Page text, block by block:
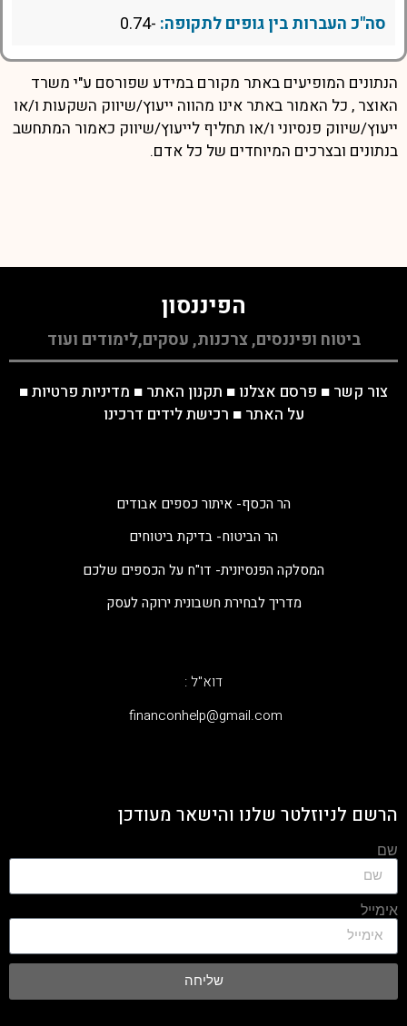
סה"כ העברות בין גופים לתקופה: -0.74
הנתונים המופיעים באתר מקורם במידע שפורסם ע"י משרד
האוצר , כל האמור באתר אינו מהווה ייעוץ/שיווק השקעות ו/או
ייעוץ/שיווק פנסיוני ו/או תחליף לייעוץ/שיווק כאמור המתחשב
בנתונים ובצרכים המיוחדים של כל אדם.
הפיננסון
ביטוח ופיננסים, צרכנות, עסקים,לימודים ועוד
צור קשר ■ פרסם אצלנו ■ תקנון האתר ■ מדיניות פרטיות■
על האתר ■ רכישת לידים דרכינו
הר הכסף- איתור כספים אבודים
הר הביטוח- בדיקת ביטוחים
המסלקה הפנסיונית- דו"ח על הכספים שלכם
מדריך לבחירת חשבונית ירוקה לעסק
דוא"ל :
‫financonhelp@gmail.com‬
הרשם לניוזלטר שלנו והישאר מעודכן
שם
אימייל
שליחה